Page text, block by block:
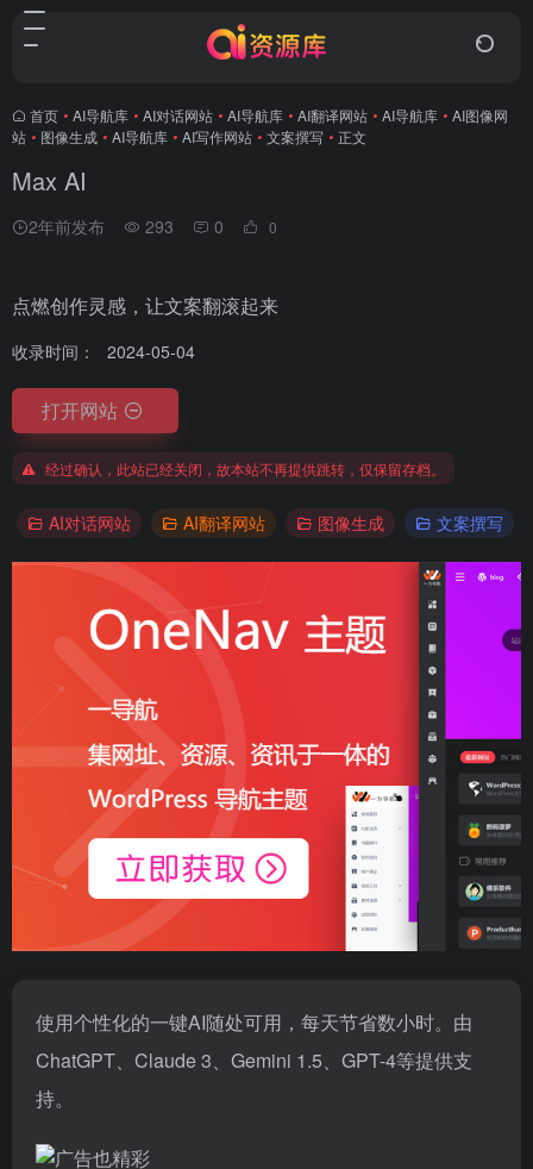
首页 • AI导航库 • AI对话网站 • AI导航库 • AI翻译网站 • AI导航库 • AI图像网
站 • 图像生成 • AI导航库 • AI写作网站 • 文案撰写 • 正文
Max AI
2年前发布 293 0 0
点燃创作灵感，让文案翻滚起来
收录时间： 2024-05-04
打开网站
经过确认，此站已经关闭，故本站不再提供跳转，仅保留存档。
AI对话网站 AI翻译网站 图像生成 文案撰写
使用个性化的一键AI随处可用，每天节省数小时。由
ChatGPT、Claude 3、Gemini 1.5、GPT-4等提供支
持。